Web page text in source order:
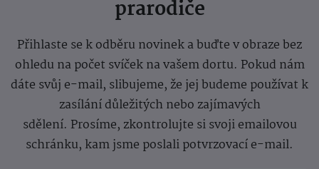
prarodiče
Přihlaste se k odběru novinek a buďte v obraze bez
ohledu na počet svíček na vašem dortu. Pokud nám
dáte svůj e-mail, slibujeme, že jej budeme používat k
zasílání důležitých nebo zajímavých
sdělení. Prosíme, zkontrolujte si svoji emailovou
schránku, kam jsme poslali potvrzovací e-mail.